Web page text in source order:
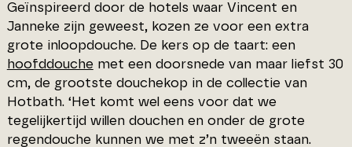
Geïnspireerd door de hotels waar Vincent en
Janneke zijn geweest, kozen ze voor een extra
grote inloopdouche. De kers op de taart: een
hoofddouche met een doorsnede van maar liefst 30
cm, de grootste douchekop in de collectie van
Hotbath. ‘Het komt wel eens voor dat we
tegelijkertijd willen douchen en onder de grote
regendouche kunnen we met z’n tweeën staan.